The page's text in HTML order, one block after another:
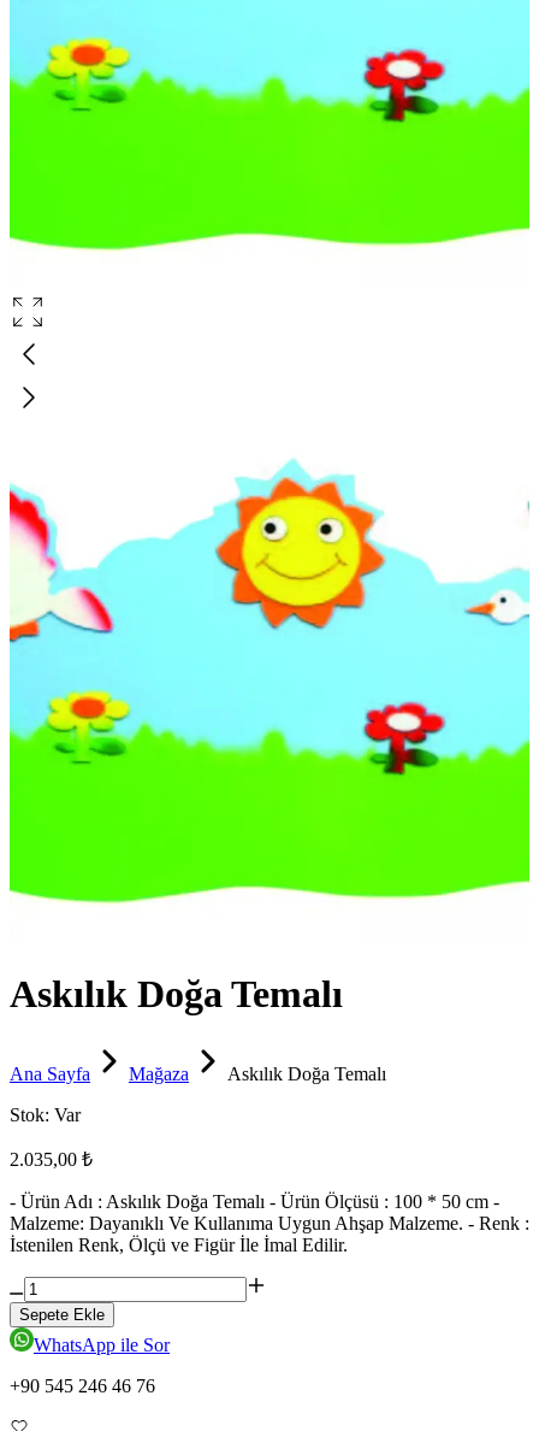
Askılık Doğa Temalı
Ana Sayfa Mağaza
Askılık Doğa Temalı
Stok: Var
2.035,00 ₺
- Ürün Adı : Askılık Doğa Temalı - Ürün Ölçüsü : 100 * 50 cm -
Malzeme: Dayanıklı Ve Kullanıma Uygun Ahşap Malzeme. - Renk :
İstenilen Renk, Ölçü ve Figür İle İmal Edilir.
Sepete Ekle
WhatsApp ile Sor
+90 545 246 46 76